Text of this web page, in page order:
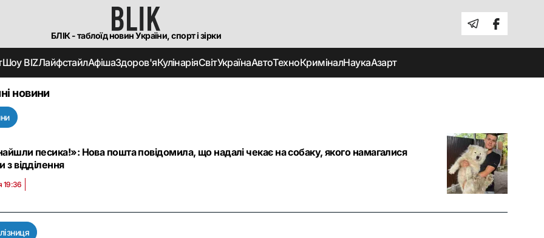
БЛІК - таблоїд новин України, спорт і зірки
Шоу BIZЛайфстайлАфішаЗдоров'яКулінаріяСвітУкраїнаАвтоТехноКриміналНаукаАзарт
новини
песика!»: Нова пошта повідомила, що надалі чекає на собаку, якого намагалися
з відділення
19:36